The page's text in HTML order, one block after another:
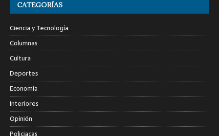
CATEGORÍAS
Ciencia y Tecnología
Columnas
Cultura
Deportes
Economía
Interiores
Opinión
Policiacas